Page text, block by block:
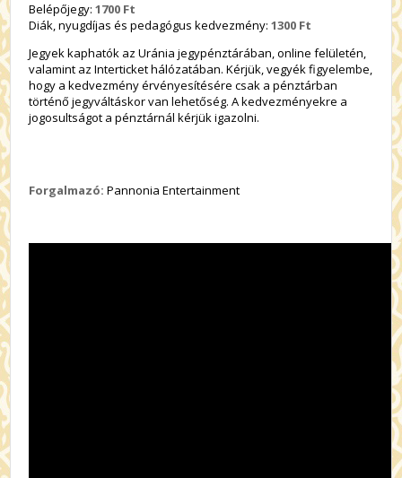
Belépőjegy:1700 Ft
Diák, nyugdíjas és pedagógus kedvezmény:1300 Ft
Jegyek kaphatók az Uránia jegypénztárában, online felületén,
valamint az Interticket hálózatában. Kérjük, vegyék figyelembe,
hogy a kedvezmény érvényesítésére csak a pénztárban
történő jegyváltáskor van lehetőség. A kedvezményekre a
jogosultságot a pénztárnál kérjük igazolni.
Forgalmazó: Pannonia Entertainment